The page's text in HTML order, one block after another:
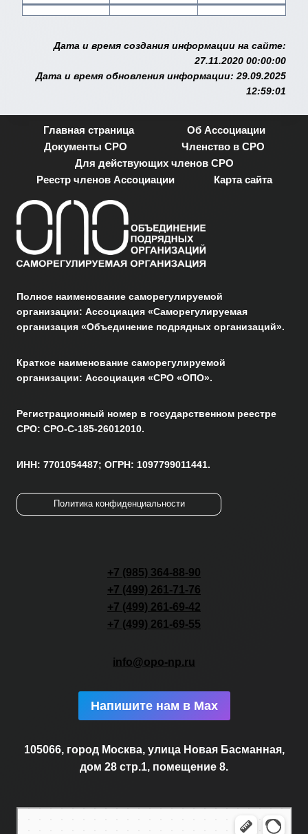
Дата и время создания информации на сайте:
27.11.2020 00:00:00
Дата и время обновления информации: 29.09.2025
12:59:01
Главная страница
Об Ассоциации
Документы СРО
Членство в СРО
Для действующих членов СРО
Реестр членов Ассоциации
Карта сайта
Полное наименование саморегулируемой
организации: Ассоциация «Саморегулируемая
организация «Объединение подрядных организаций».
Краткое наименование саморегулируемой
организации: Ассоциация «СРО «ОПО».
Регистрационный номер в государственном реестре
СРО: СРО-С-185-26012010.
ИНН: 7701054487; ОГРН: 1097799011441.
Политика конфиденциальности
+7 (985) 364-88-90
+7 (499) 261-71-76
+7 (499) 261-69-42
+7 (499) 261-69-55
info@opo-np.ru
Напишите нам в Max
105066, город Москва, улица Новая Басманная,
дом 28 стр.1, помещение 8.